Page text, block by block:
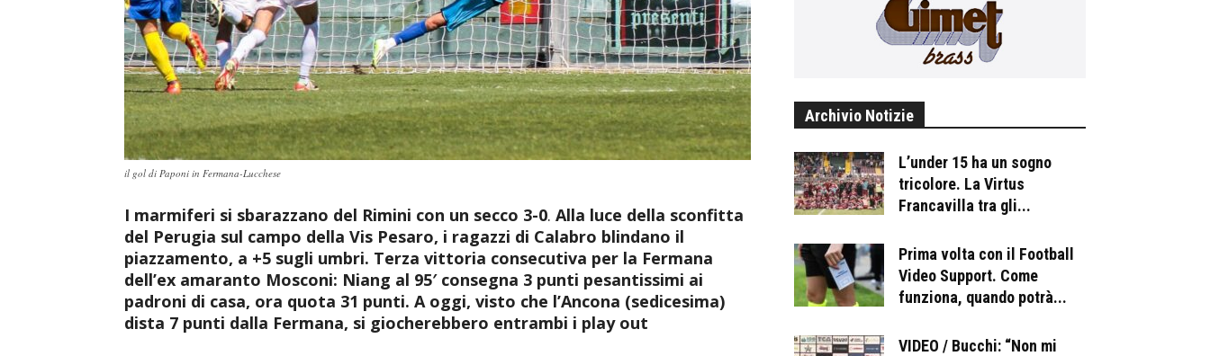
il gol di Paponi in Fermana-Lucchese
I marmiferi si sbarazzano del Rimini con un secco 3-0. Alla luce della sconfitta
del Perugia sul campo della Vis Pesaro, i ragazzi di Calabro blindano il
piazzamento, a +5 sugli umbri. Terza vittoria consecutiva per la Fermana
dell’ex amaranto Mosconi: Niang al 95′ consegna 3 punti pesantissimi ai
padroni di casa, ora quota 31 punti. A oggi, visto che l’Ancona (sedicesima)
dista 7 punti dalla Fermana, si giocherebbero entrambi i play out
Archivio Notizie
L’under 15 ha un sogno
tricolore. La Virtus
Francavilla tra gli...
Prima volta con il Football
Video Support. Come
funziona, quando potrà...
VIDEO / Bucchi: “Non mi